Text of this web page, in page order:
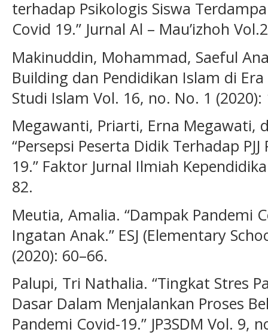
terhadap Psikologis Siswa
Covid 19.” Jurnal Al – Mau’izhoh
Makinuddin, Mohammad, Saeful
Building dan Pendidikan Islam di
Studi Islam Vol. 16, no. No. 1 (2020):
Megawanti, Priarti, Erna Megawati,
“Persepsi Peserta Didik Terhadap
19.” Faktor Jurnal Ilmiah
82.
Meutia, Amalia. “Dampak Pandemi
Ingatan Anak.” ESJ (Elementary
(2020): 60–66.
Palupi, Tri Nathalia. “Tingkat Stres
Dasar Dalam Menjalankan Proses
Pandemi Covid-19.” JP3SDM Vol. 9,